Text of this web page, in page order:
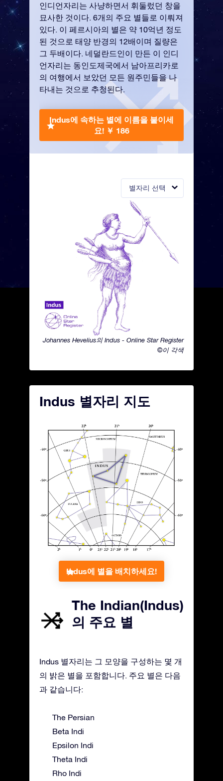
별자리 선택
Johannes Hevelius의 Indus - Online Star Register
©이 각색
인디언자리는 사냥하면서 휘둘렀던 창을
묘사한 것이다. 6개의 주요 별들로 이뤄져
있다. 이 페르시아의 별은 약 10억년 정도
된 것으로 태양 반경의 12배이며 질량은
그 두배이다. 네덜란드인이 만든 이 인디
언자리는 동인도제국에서 남아프리카로
의 여행에서 보았던 모든 원주민들을 나
타내는 것으로 추청된다.
Indus에 속하는 별에 이름을 붙이세
요! ￥ 186
Indus 별자리 지도
Indus에 별을 배치하세요!
The Indian(Indus)
의 주요 별
Indus 별자리는 그 모양을 구성하는 몇 개
의 밝은 별을 포함합니다. 주요 별은 다음
과 같습니다:
The Persian
Beta Indi
Epsilon Indi
Theta Indi
Rho Indi